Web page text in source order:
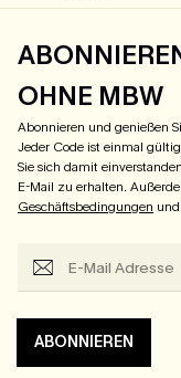
OHNE MBW
Abonnieren und genießen
Jeder Code ist einmal
Sie sich damit
E-Mail zu erhalten.
Geschäftsbedingungen und
ABONNIEREN